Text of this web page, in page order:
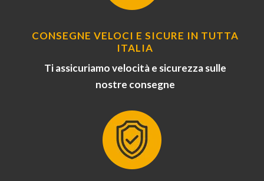
CONSEGNE VELOCI E SICURE IN TUTTA
ITALIA
Ti assicuriamo velocità e sicurezza sulle
nostre consegne